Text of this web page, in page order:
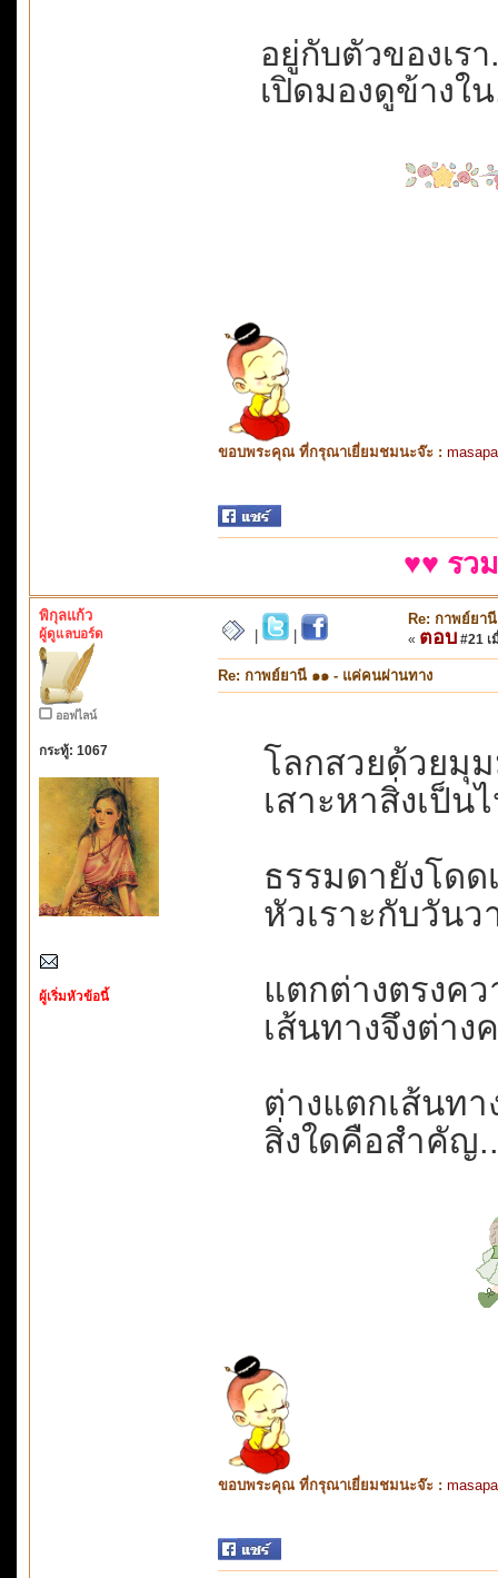
อยู่กับตัวของเร
เปิดมองดูข้างใ
ขอบพระคุณ ที่กรุณาเยี่ยมชมนะจ๊ะ :
♥♥ รว
พิกุลแก้ว
ผู้ดูแลบอร์ด
ออฟไลน์
กระทู้: 1067
ผู้เริ่มหัวข้อนี้
Re: กาพย์ยา
« ตอบ #21 เ
Re: กาพย์ยานี ๑๑ - แค่คนผ่านทาง
โลกสวยด้วยมุ
เสาะหาสิ่งเป็
ธรรมดายังโดด
หัวเราะกับวัน
แตกต่างตรงค
เส้นทางจึงต่า
ต่างแตกเส้นทา
สิ่งใดคือสำคัญ
ขอบพระคุณ ที่กรุณาเยี่ยมชมนะจ๊ะ :